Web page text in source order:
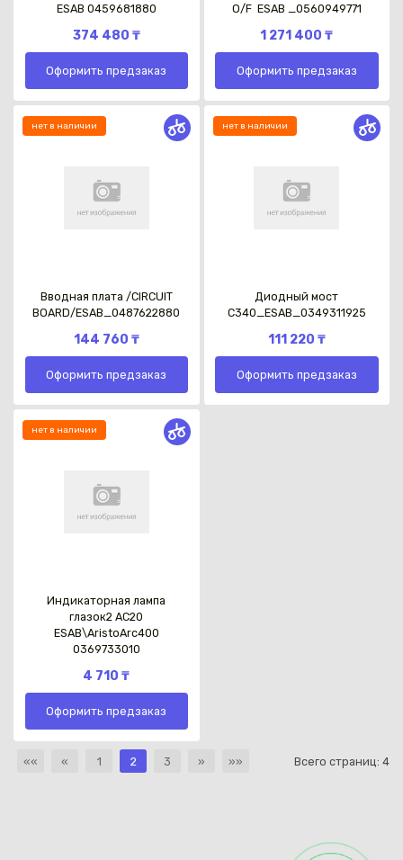
ESAB 0459681880
374 480 ₸
Оформить предзаказ
O/F ESAB _0560949771
1 271 400 ₸
Оформить предзаказ
нет в наличии
Вводная плата /CIRCUIT
BOARD/ESAB_0487622880
144 760 ₸
Оформить предзаказ
нет в наличии
Диодный мост
С340_ESAB_0349311925
111 220 ₸
Оформить предзаказ
нет в наличии
Индикаторная лампа
глазок2 АС20
ESAB\AristoArc400
0369733010
4 710 ₸
Оформить предзаказ
Всего страниц: 4
«« « 1 2 3 » »»